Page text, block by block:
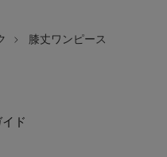
ル】
する16の名品
膝丈ワンピース
ド